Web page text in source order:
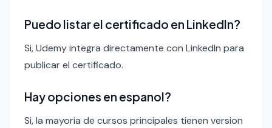
Puedo listar el certificado en LinkedIn?
Si, Udemy integra directamente con LinkedIn para
publicar el certificado.
Hay opciones en espanol?
Si, la mayoria de cursos principales tienen version